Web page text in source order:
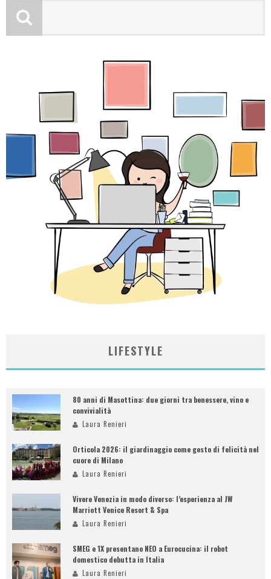
LIFESTYLE
80 anni di Masottina: due giorni tra benessere, vino e
convivialità
Laura Renieri
Orticola 2026: il giardinaggio come gesto di felicità nel
cuore di Milano
Laura Renieri
Vivere Venezia in modo diverso: l’esperienza al JW
Marriott Venice Resort & Spa
Laura Renieri
SMEG e 1X presentano NEO a Eurocucina: il robot
domestico debutta in Italia
Laura Renieri